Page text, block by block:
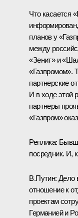
Что касается
информирован,
планов у
между
«Зенит» и
«Газпромом».
партнерские
И в ходе этой
партнеры
«Газпром»
Реплика:
посредник. И,
В.Путин: Дело
отношение к
проектам
Германией и